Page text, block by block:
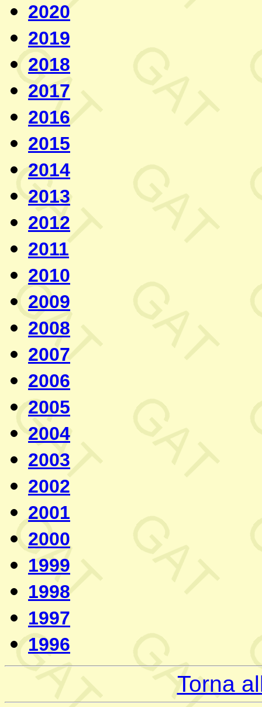
2020
2019
2018
2017
2016
2015
2014
2013
2012
2011
2010
2009
2008
2007
2006
2005
2004
2003
2002
2001
2000
1999
1998
1997
1996
Torna